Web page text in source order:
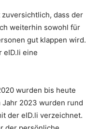
dass der
weiterhin sowohl für
gut klappen wird.
eID.li eine
wurden bis heute
Jahr 2023 wurden rund
der eID.li verzeichnet.